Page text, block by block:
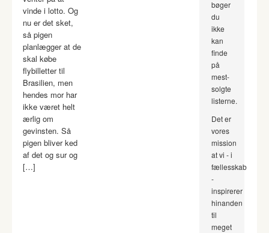
vinde i lotto. Og
nu er det sket,
så pigen
planlægger at de
skal købe
flybilletter til
Brasilien, men
hendes mor har
ikke været helt
ærlig om
gevinsten. Så
pigen bliver ked
af det og sur og
[…]
bøger
du
ikke
kan
finde
på
mest-
solgte
listerne.
Det er
vores
mission
at vi - i
fællesskab
-
inspirerer
hinanden
til
meget